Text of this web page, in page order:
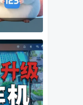
ShutterPal安
MT管理器
TargetSdk28
版本